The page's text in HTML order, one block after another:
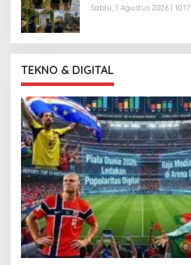
Sabtu, 1 Agustus 2026 |
TEKNO & DIGITAL